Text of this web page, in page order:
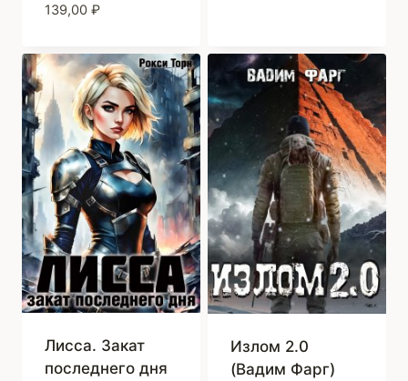
139,00 ₽
Лисса. Закат
последнего дня
Излом 2.0
(Вадим Фарг)